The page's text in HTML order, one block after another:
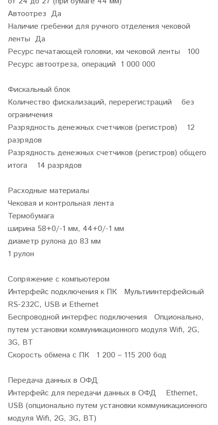
Автоотрез Да
Наличие гребенки для ручного отделения чековой
ленты Да
Ресурс печатающей головки, км чековой ленты 100
Ресурс автоотреза, операций 1 000 000
Фискальный блок
Количество фискализаций, перерегистраций без
ограничения
Разрядность денежных счетчиков (регистров) 12
разрядов
Разрядность денежных счетчиков (регистров) общего
итога 14 разрядов
Расходные материалы
Чековая и контрольная лента
Термобумага
ширина 58+0/-1 мм, 44+0/-1 мм
диаметр рулона до 83 мм
1 рулон
Сопряжение с компьютером
Интерфейс подключения к ПК Мультиинтерфейсный
RS-232С, USB и Ethernet
Беспроводной интерфес подключения Опционально,
путем установки коммуникационного модуля Wifi, 2G,
3G, BT
Скорость обмена с ПК 1 200 – 115 200 бод
Передача данных в ОФД
Интерфейс для передачи данных в ОФД Ethernet,
USB (опционально путем установки коммуникационного
модуля Wifi, 2G, 3G, BT)